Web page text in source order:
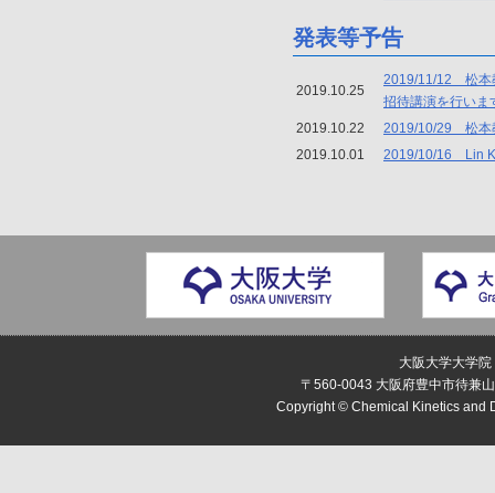
発表等予告
2019.10.25
2019/11/12 松本
招待講演を行いま
2019.10.22
2019/10/29 松本
2019.10.01
2019/10/16 Lin
大阪大学大学
〒560-0043 大阪府豊中市待兼
Copyright © Chemical Kinetics and